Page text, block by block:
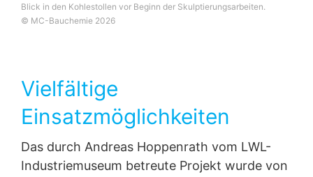
Blick in den Kohlestollen vor Beginn der Skulptierungsarbeiten.
© MC-Bauchemie 2026
Vielfältige
Einsatzmöglichkeiten
Das durch Andreas Hoppenrath vom LWL-
Industriemuseum betreute Projekt wurde von